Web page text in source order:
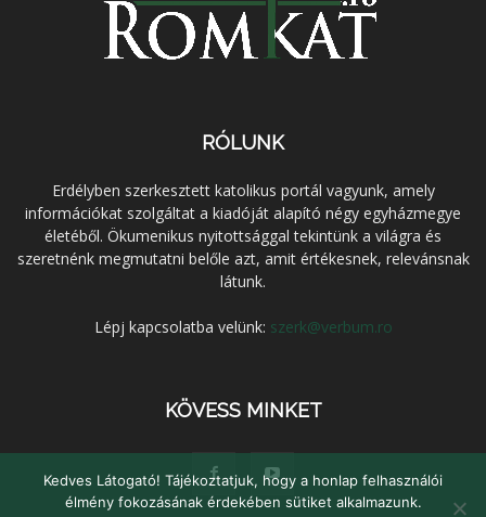
RÓLUNK
Erdélyben szerkesztett katolikus portál vagyunk, amely
információkat szolgáltat a kiadóját alapító négy egyházmegye
életéből. Ökumenikus nyitottsággal tekintünk a világra és
szeretnénk megmutatni belőle azt, amit értékesnek, relevánsnak
látunk.
Lépj kapcsolatba velünk: szerk@verbum.ro
KÖVESS MINKET
Kedves Látogató! Tájékoztatjuk, hogy a honlap felhasználói
élmény fokozásának érdekében sütiket alkalmazunk.